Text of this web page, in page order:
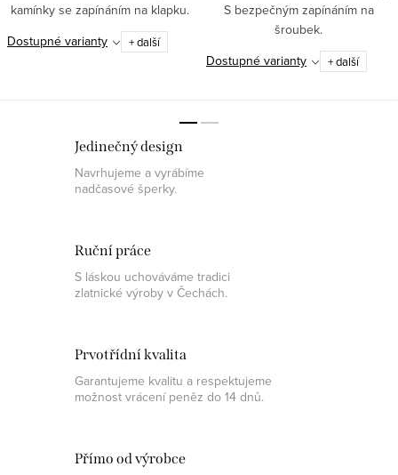
kamínky se zapínáním na klapku.
Dostupné varianty
+ další
S bezpečným zapínáním na
šroubek.
Dostupné varianty
+ další
Jedinečný design
Navrhujeme a vyrábíme
nadčasové šperky.
Ruční práce
S láskou uchováváme tradici
zlatnické výroby v Čechách.
Prvotřídní kvalita
Garantujeme kvalitu a respektujeme
možnost vrácení peněz do 14 dnů.
Přímo od výrobce